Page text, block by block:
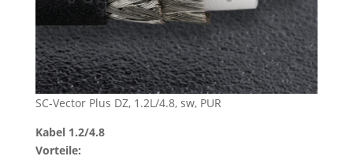
SC-Vector Plus DZ, 1.2L/4.8, sw, PUR
Kabel 1.2/4.8
Vorteile: